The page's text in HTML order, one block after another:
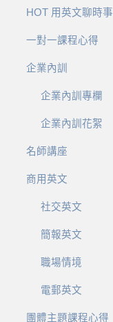
HOT 用英文聊時事
一對一課程心得
企業內訓
企業內訓專欄
企業內訓花絮
名師講座
商用英文
社交英文
簡報英文
職場情境
電郵英文
團體主題課程心得